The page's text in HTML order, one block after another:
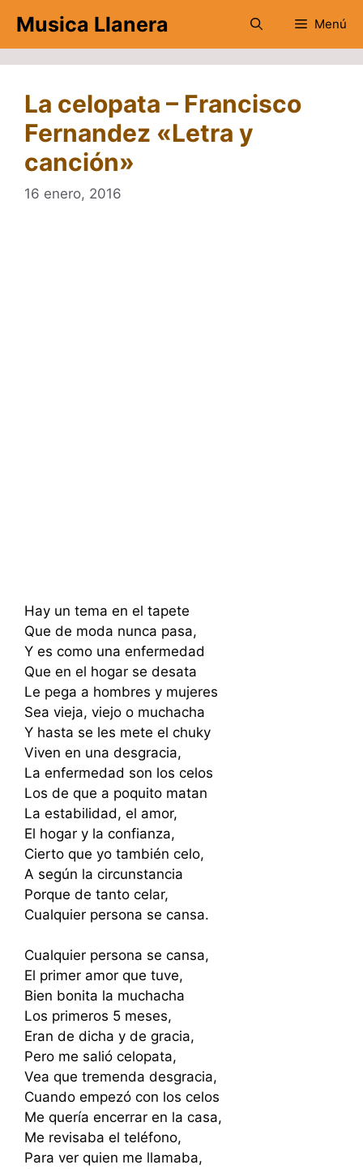
contenido
Musica Llanera Menú
La celopata – Francisco
Fernandez «Letra y
canción»
16 enero, 2016
Hay un tema en el tapete
Que de moda nunca pasa,
Y es como una enfermedad
Que en el hogar se desata
Le pega a hombres y mujeres
Sea vieja, viejo o muchacha
Y hasta se les mete el chuky
Viven en una desgracia,
La enfermedad son los celos
Los de que a poquito matan
La estabilidad, el amor,
El hogar y la confianza,
Cierto que yo también celo,
A según la circunstancia
Porque de tanto celar,
Cualquier persona se cansa.
Cualquier persona se cansa,
El primer amor que tuve,
Bien bonita la muchacha
Los primeros 5 meses,
Eran de dicha y de gracia,
Pero me salió celopata,
Vea que tremenda desgracia,
Cuando empezó con los celos
Me quería encerrar en la casa,
Me revisaba el teléfono,
Para ver quien me llamaba,